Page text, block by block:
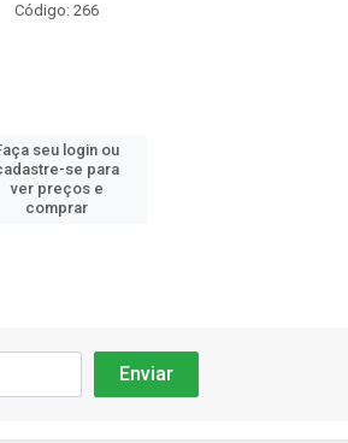
Código: 266
seu login ou
se para
ver preços e
comprar